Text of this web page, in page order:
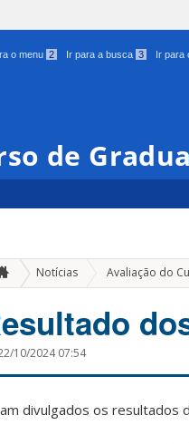
o menu 2 Ir para a busca 3 Ir para
de
Notícias Avaliação do
10/2024 07:54
divulgados os resultados